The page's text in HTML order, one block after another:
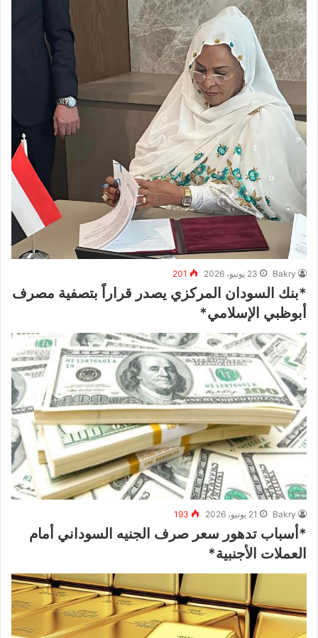
Bakry 23 يونيو، 2026 201
*بنك السودان المركزي يصدر قراراً بتصفية مصرف
أبوظبي الإسلامي*
Bakry 21 يونيو، 2026 193
*أسباب تدهور سعر صرف الجنيه السوداني أمام
العملات الأجنبية*